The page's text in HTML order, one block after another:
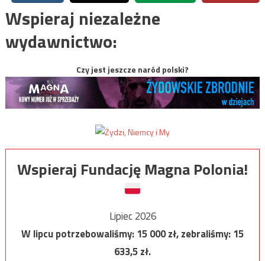
Wspieraj niezależne
wydawnictwo:
Czy jest jeszcze naród polski?
Wspieraj Fundację Magna Polonia!
Lipiec 2026
W lipcu potrzebowaliśmy:15 000zł, zebraliśmy:15
633,5zł.